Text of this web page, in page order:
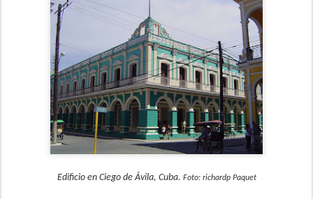
Edificio en Ciego de Ávila, Cuba. Foto: richardp Paquet